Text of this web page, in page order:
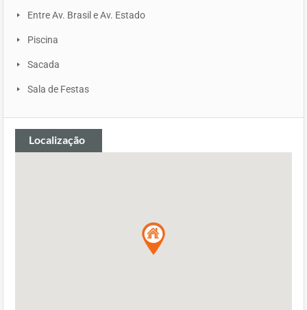
Entre Av. Brasil e Av. Estado
Piscina
Sacada
Sala de Festas
Localização